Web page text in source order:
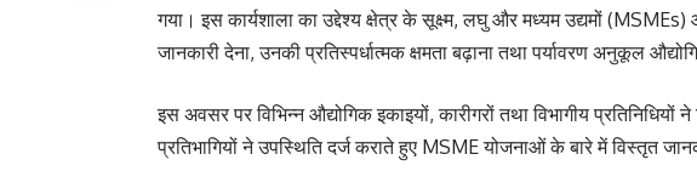
गया। इस कार्यशाला का उद्देश्य क्षेत्र के सूक्ष्म, लघु और मध्यम उद्यमों
जानकारी देना, उनकी प्रतिस्पर्धात्मक क्षमता बढ़ाना तथा पर्यावरण अनुकूल
इस अवसर पर विभिन्न औद्योगिक इकाइयों, कारीगरों तथा विभागीय
प्रतिभागियों ने उपस्थिति दर्ज कराते हुए MSME योजनाओं के बारे में विस्तृत